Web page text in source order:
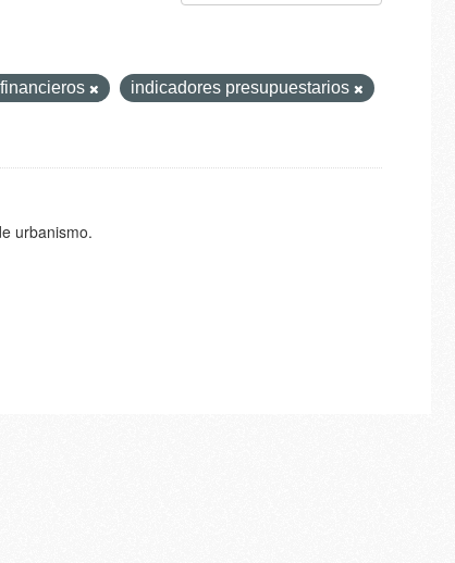
indicadores presupuestarios
urbanismo.